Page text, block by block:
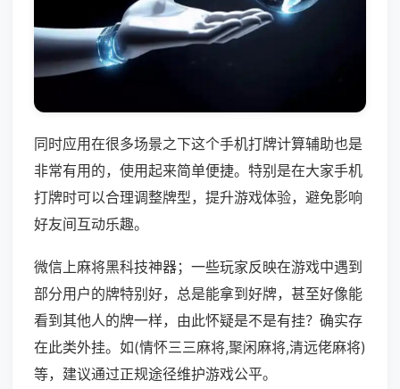
同时应用在很多场景之下这个手机打牌计算辅助也是
非常有用的，使用起来简单便捷。特别是在大家手机
打牌时可以合理调整牌型，提升游戏体验，避免影响
好友间互动乐趣。
微信上麻将黑科技神器；一些玩家反映在游戏中遇到
部分用户的牌特别好，总是能拿到好牌，甚至好像能
看到其他人的牌一样，由此怀疑是不是有挂？确实存
在此类外挂。如(情怀三三麻将,聚闲麻将,清远佬麻将)
等，建议通过正规途径维护游戏公平。